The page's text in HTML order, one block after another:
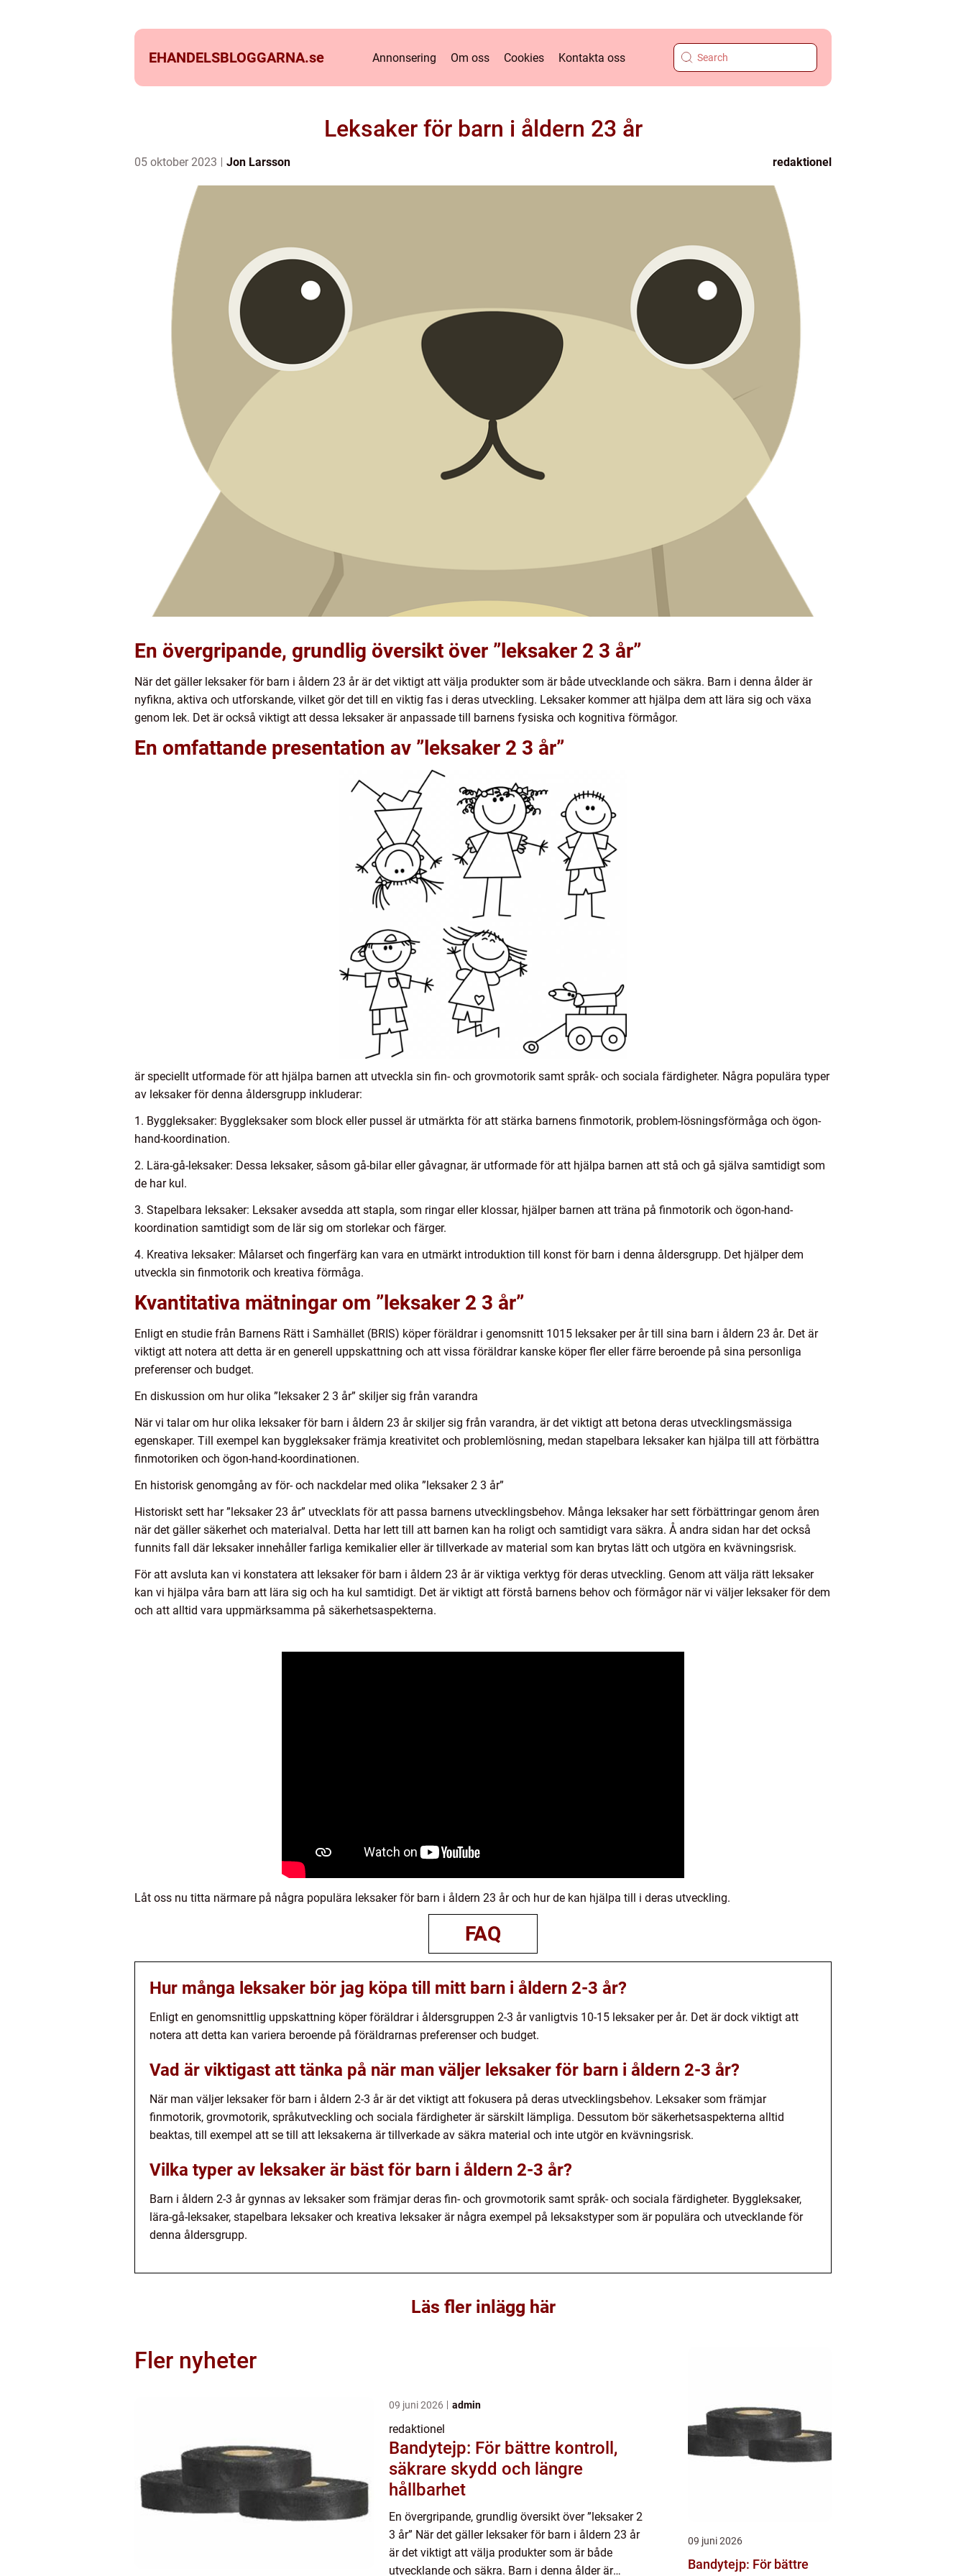
EHANDELSBLOGGARNA.se Annonsering Om oss Cookies Kontakta oss
Leksaker för barn i åldern 23 år
05 oktober 2023 Jon Larsson redaktionel
En övergripande, grundlig översikt över ”leksaker 2 3 år”
När det gäller leksaker för barn i åldern 23 år är det viktigt att välja produkter som är både utvecklande och säkra. Barn i denna ålder är
nyfikna, aktiva och utforskande, vilket gör det till en viktig fas i deras utveckling. Leksaker kommer att hjälpa dem att lära sig och växa
genom lek. Det är också viktigt att dessa leksaker är anpassade till barnens fysiska och kognitiva förmågor.
En omfattande presentation av ”leksaker 2 3 år”
är speciellt utformade för att hjälpa barnen att utveckla sin fin- och grovmotorik samt språk- och sociala färdigheter. Några populära typer
av leksaker för denna åldersgrupp inkluderar:
1. Byggleksaker: Byggleksaker som block eller pussel är utmärkta för att stärka barnens finmotorik, problem-lösningsförmåga och ögon-
hand-koordination.
2. Lära-gå-leksaker: Dessa leksaker, såsom gå-bilar eller gåvagnar, är utformade för att hjälpa barnen att stå och gå själva samtidigt som
de har kul.
3. Stapelbara leksaker: Leksaker avsedda att stapla, som ringar eller klossar, hjälper barnen att träna på finmotorik och ögon-hand-
koordination samtidigt som de lär sig om storlekar och färger.
4. Kreativa leksaker: Målarset och fingerfärg kan vara en utmärkt introduktion till konst för barn i denna åldersgrupp. Det hjälper dem
utveckla sin finmotorik och kreativa förmåga.
Kvantitativa mätningar om ”leksaker 2 3 år”
Enligt en studie från Barnens Rätt i Samhället (BRIS) köper föräldrar i genomsnitt 1015 leksaker per år till sina barn i åldern 23 år. Det är
viktigt att notera att detta är en generell uppskattning och att vissa föräldrar kanske köper fler eller färre beroende på sina personliga
preferenser och budget.
En diskussion om hur olika ”leksaker 2 3 år” skiljer sig från varandra
När vi talar om hur olika leksaker för barn i åldern 23 år skiljer sig från varandra, är det viktigt att betona deras utvecklingsmässiga
egenskaper. Till exempel kan byggleksaker främja kreativitet och problemlösning, medan stapelbara leksaker kan hjälpa till att förbättra
finmotoriken och ögon-hand-koordinationen.
En historisk genomgång av för- och nackdelar med olika ”leksaker 2 3 år”
Historiskt sett har ”leksaker 23 år” utvecklats för att passa barnens utvecklingsbehov. Många leksaker har sett förbättringar genom åren
när det gäller säkerhet och materialval. Detta har lett till att barnen kan ha roligt och samtidigt vara säkra. Å andra sidan har det också
funnits fall där leksaker innehåller farliga kemikalier eller är tillverkade av material som kan brytas lätt och utgöra en kvävningsrisk.
För att avsluta kan vi konstatera att leksaker för barn i åldern 23 år är viktiga verktyg för deras utveckling. Genom att välja rätt leksaker
kan vi hjälpa våra barn att lära sig och ha kul samtidigt. Det är viktigt att förstå barnens behov och förmågor när vi väljer leksaker för dem
och att alltid vara uppmärksamma på säkerhetsaspekterna.
Låt oss nu titta närmare på några populära leksaker för barn i åldern 23 år och hur de kan hjälpa till i deras utveckling.
FAQ
Hur många leksaker bör jag köpa till mitt barn i åldern 2-3 år?
Enligt en genomsnittlig uppskattning köper föräldrar i åldersgruppen 2-3 år vanligtvis 10-15 leksaker per år. Det är dock viktigt att
notera att detta kan variera beroende på föräldrarnas preferenser och budget.
Vad är viktigast att tänka på när man väljer leksaker för barn i åldern 2-3 år?
När man väljer leksaker för barn i åldern 2-3 år är det viktigt att fokusera på deras utvecklingsbehov. Leksaker som främjar
finmotorik, grovmotorik, språkutveckling och sociala färdigheter är särskilt lämpliga. Dessutom bör säkerhetsaspekterna alltid
beaktas, till exempel att se till att leksakerna är tillverkade av säkra material och inte utgör en kvävningsrisk.
Vilka typer av leksaker är bäst för barn i åldern 2-3 år?
Barn i åldern 2-3 år gynnas av leksaker som främjar deras fin- och grovmotorik samt språk- och sociala färdigheter. Byggleksaker,
lära-gå-leksaker, stapelbara leksaker och kreativa leksaker är några exempel på leksakstyper som är populära och utvecklande för
denna åldersgrupp.
Läs fler inlägg här
Fler nyheter
09 juni 2026 admin
redaktionel
Bandytejp: För bättre kontroll,
säkrare skydd och längre
hållbarhet
En övergripande, grundlig översikt över ”leksaker 2
3 år” När det gäller leksaker för barn i åldern 23 år
är det viktigt att välja produkter som är både
utvecklande och säkra. Barn i denna ålder är
09 juni 2026
Bandytejp: För bättre